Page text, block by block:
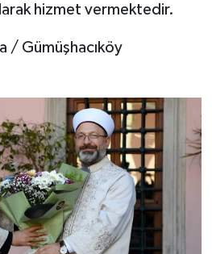
hizmet vermektedir.
/ Gümüşhacıköy